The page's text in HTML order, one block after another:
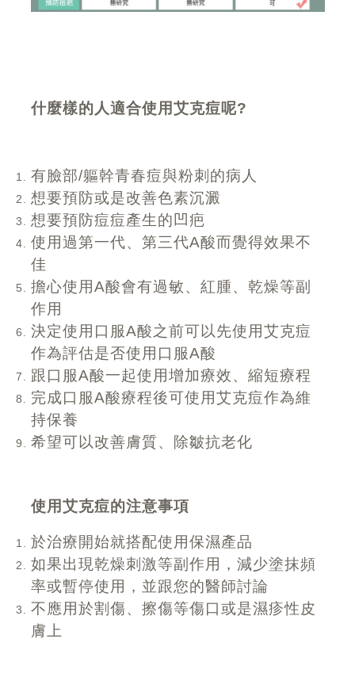
什麼樣的人適合使用艾克痘呢?
有臉部/軀幹青春痘與粉刺的病人
想要預防或是改善色素沉澱
想要預防痘痘產生的凹疤
使用過第一代、第三代A酸而覺得效果不
佳
擔心使用A酸會有過敏、紅腫、乾燥等副
作用
決定使用口服A酸之前可以先使用艾克痘
作為評估是否使用口服A酸
跟口服A酸一起使用增加療效、縮短療程
完成口服A酸療程後可使用艾克痘作為維
持保養
希望可以改善膚質、除皺抗老化
使用艾克痘的注意事項
於治療開始就搭配使用保濕產品
如果出現乾燥刺激等副作用，減少塗抹頻
率或暫停使用，並跟您的醫師討論
不應用於割傷、擦傷等傷口或是濕疹性皮
膚上